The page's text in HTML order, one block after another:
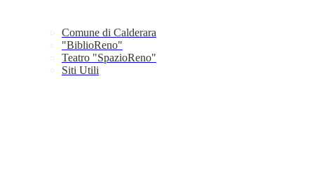
Comune di Calderara
"BiblioReno"
Teatro "SpazioReno"
Siti Utili